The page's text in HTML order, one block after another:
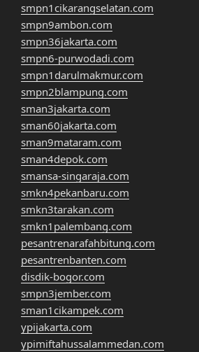
smpn1cikarangselatan.com
smpn9ambon.com
smpn36jakarta.com
smpn6-purwodadi.com
smpn1darulmakmur.com
smpn2blampung.com
sman3jakarta.com
sman60jakarta.com
sman9mataram.com
sman4depok.com
smansa-singaraja.com
smkn4pekanbaru.com
smkn3tarakan.com
smkn1palembang.com
pesantrenarafahbitung.com
pesantrenbanten.com
disdik-bogor.com
smpn3jember.com
sman1cikampek.com
ypijakarta.com
ypimiftahussalammedan.com